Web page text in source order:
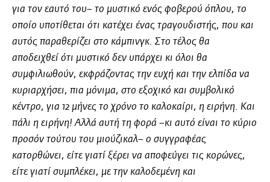
για τον εαυτό του– το μυστικό ενός φοβερού όπλου, το
οποίο υποτίθεται ότι κατέχει ένας τραγουδιστής, που και
αυτός παραθερίζει στο κάμπινγκ. Στο τέλος θα
αποδειχθεί ότι μυστικό δεν υπάρχει κι όλοι θα
συμφιλιωθούν, εκφράζοντας την ευχή και την ελπίδα να
κυριαρχήσει, πια μόνιμα, στο εξοχικό και συμβολικό
κέντρο, για 12 μήνες το χρόνο το καλοκαίρι, η ειρήνη. Και
πάλι η ειρήνη! Αλλά αυτή τη φορά –κι αυτό είναι το κύριο
προσόν τούτου του μιούζικαλ– ο συγγραφέας
κατορθώνει, είτε γιατί ξέρει να αποφεύγει τις κορώνες,
είτε γιατί συμπλέκει, με την καλοδεμένη και